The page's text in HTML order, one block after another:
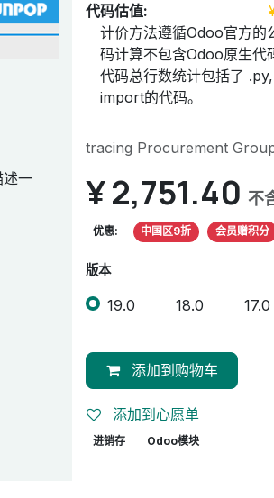
述一
代码估值:
计价方法遵循Odoo官方的
码计算不包含Odoo原生
代码总行数统计包括了
import的代码。
tracing Procurement
¥2,751.40 不
优惠: 中国区9折 会员赠积分
版本
19.0 18.0 17.0
添加到购物车
添加到心愿单
进销存 Odoo模块